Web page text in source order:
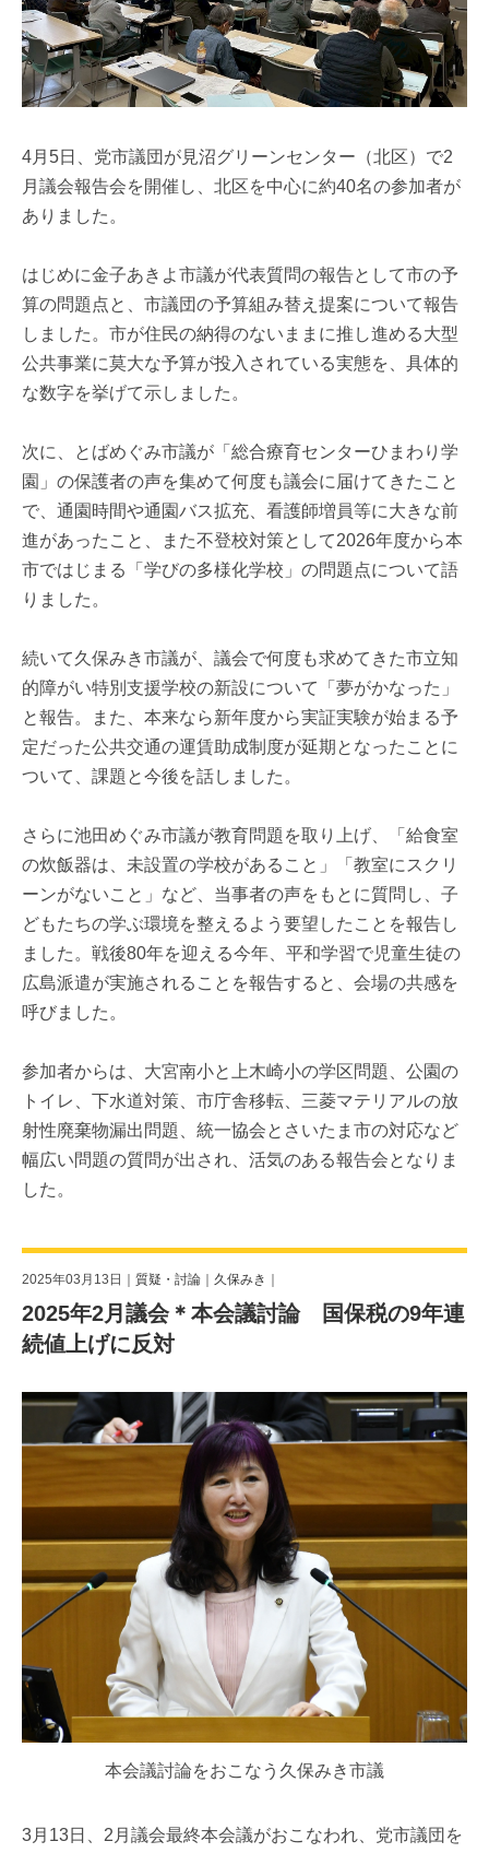
4月5日、党市議団が見沼グリーンセンター（北区）で2
月議会報告会を開催し、北区を中心に約40名の参加者が
ありました。
はじめに金子あきよ市議が代表質問の報告として市の予
算の問題点と、市議団の予算組み替え提案について報告
しました。市が住民の納得のないままに推し進める大型
公共事業に莫大な予算が投入されている実態を、具体的
な数字を挙げて示しました。
次に、とばめぐみ市議が「総合療育センターひまわり学
園」の保護者の声を集めて何度も議会に届けてきたこと
で、通園時間や通園バス拡充、看護師増員等に大きな前
進があったこと、また不登校対策として2026年度から本
市ではじまる「学びの多様化学校」の問題点について語
りました。
続いて久保みき市議が、議会で何度も求めてきた市立知
的障がい特別支援学校の新設について「夢がかなった」
と報告。また、本来なら新年度から実証実験が始まる予
定だった公共交通の運賃助成制度が延期となったことに
ついて、課題と今後を話しました。
さらに池田めぐみ市議が教育問題を取り上げ、「給食室
の炊飯器は、未設置の学校があること」「教室にスクリ
ーンがないこと」など、当事者の声をもとに質問し、子
どもたちの学ぶ環境を整えるよう要望したことを報告し
ました。戦後80年を迎える今年、平和学習で児童生徒の
広島派遣が実施されることを報告すると、会場の共感を
呼びました。
参加者からは、大宮南小と上木崎小の学区問題、公園の
トイレ、下水道対策、市庁舎移転、三菱マテリアルの放
射性廃棄物漏出問題、統一協会とさいたま市の対応など
幅広い問題の質問が出され、活気のある報告会となりま
した。
2025年03月13日｜ 質疑・討論 久保みき
2025年2月議会＊本会議討論 国保税の9年連
続値上げに反対
本会議討論をおこなう久保みき市議
3月13日、2月議会最終本会議がおこなわれ、党市議団を